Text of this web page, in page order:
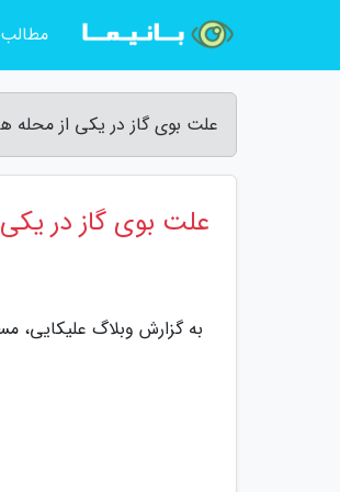
علت بوی گاز در یکی از محله
علت بوی گاز در
به گزارش وبلاگ علیکایی،
مطالب